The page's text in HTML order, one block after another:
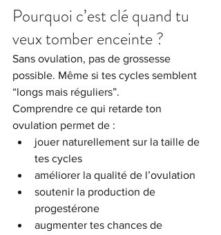
Pourquoi c’est clé quand tu
veux tomber enceinte ?
Sans ovulation, pas de grossesse
possible. Même si tes cycles semblent
“longs mais réguliers”.
Comprendre ce qui retarde ton
ovulation permet de :
jouer naturellement sur la taille de
tes cycles
améliorer la qualité de l’ovulation
soutenir la production de
progestérone
augmenter tes chances de